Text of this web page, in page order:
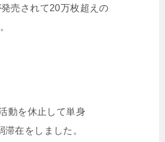
発売されて20万枚超えの
動を休止して単身
在をしました。